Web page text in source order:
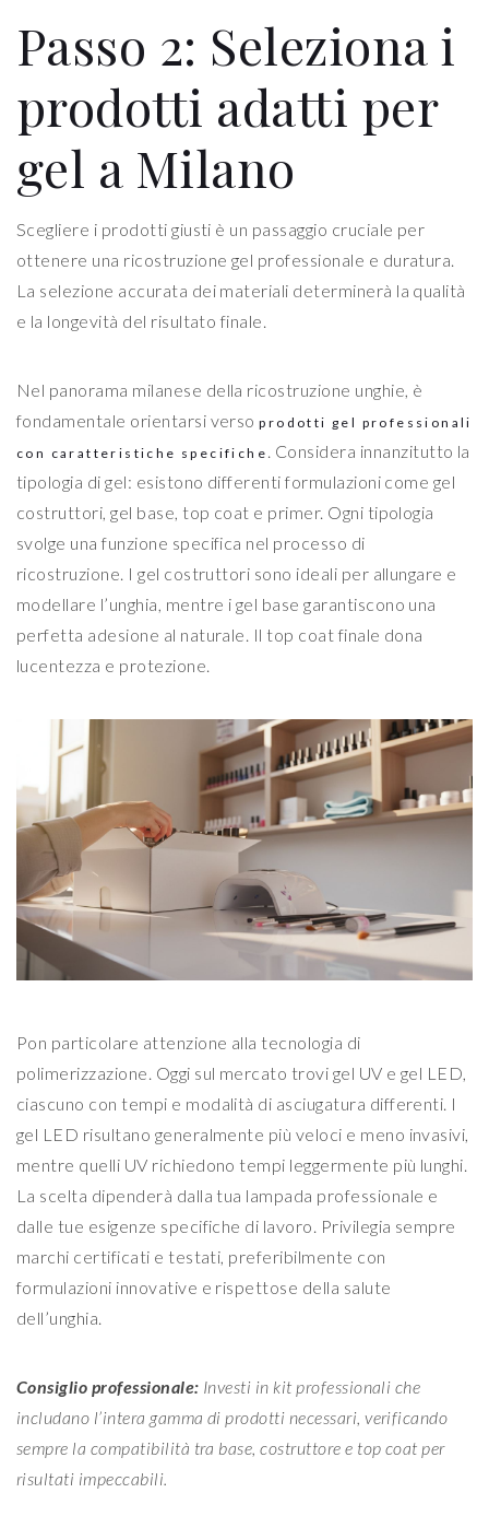
Passo 2: Seleziona i
prodotti adatti per
gel a Milano
Scegliere i prodotti giusti è un passaggio cruciale per
ottenere una ricostruzione gel professionale e duratura.
La selezione accurata dei materiali determinerà la qualità
e la longevità del risultato finale.
Nel panorama milanese della ricostruzione unghie, è
fondamentale orientarsi versoprodotti gel professionali
con caratteristiche specifiche . Considera innanzitutto la
tipologia di gel: esistono differenti formulazioni come gel
costruttori, gel base, top coat e primer. Ogni tipologia
svolge una funzione specifica nel processo di
ricostruzione. I gel costruttori sono ideali per allungare e
modellare l’unghia, mentre i gel base garantiscono una
perfetta adesione al naturale. Il top coat finale dona
lucentezza e protezione.
Pon particolare attenzione alla tecnologia di
polimerizzazione. Oggi sul mercato trovi gel UV e gel LED,
ciascuno con tempi e modalità di asciugatura differenti. I
gel LED risultano generalmente più veloci e meno invasivi,
mentre quelli UV richiedono tempi leggermente più lunghi.
La scelta dipenderà dalla tua lampada professionale e
dalle tue esigenze specifiche di lavoro. Privilegia sempre
marchi certificati e testati, preferibilmente con
formulazioni innovative e rispettose della salute
dell’unghia.
Consiglio professionale: Investi in kit professionali che
includano l’intera gamma di prodotti necessari, verificando
sempre la compatibilità tra base, costruttore e top coat per
risultati impeccabili.